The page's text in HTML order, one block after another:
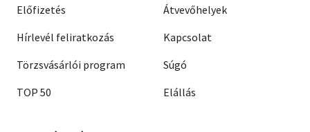
Előfizetés
Hírlevél feliratkozás
Törzsvásárlói program
TOP 50
Átvevőhelyek
Kapcsolat
Súgó
Elállás